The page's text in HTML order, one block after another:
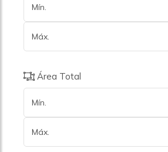
Mín.
Máx.
Área Total
Mín.
Máx.